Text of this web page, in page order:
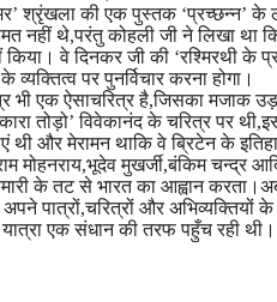
श्रृंखला की एक पुस्तक ‘प्रच्छन्न’ के
नहीं थे,परंतु कोहली जी ने लिखा था
किया। वे दिनकर जी की ‘रश्मिरथी
पर पुनर्विचार करना होगा।
भी एक ऐसाचरित्र है,जिसका मजाक
तोड़ो’ विवेकानंद के चरित्र पर
थी और मेरामन थाकि वे ब्रिटेन के
मोहनराय,भूदेव मुखर्जी,बंकिम चन्द्र
के तट से भारत का आह्वान
पात्रों,चरित्रों और अभिव्यक्तियों
एक संधान की तरफ पहुँच रही थी।